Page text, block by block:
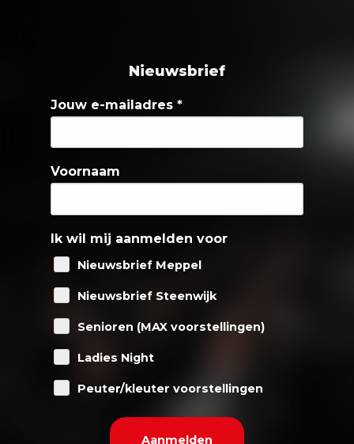
Nieuwsbrief
Jouw e-mailadres *
Voornaam
Ik wil mij aanmelden voor
Nieuwsbrief Meppel
Nieuwsbrief Steenwijk
Senioren (MAX voorstellingen)
Ladies Night
Peuter/kleuter voorstellingen